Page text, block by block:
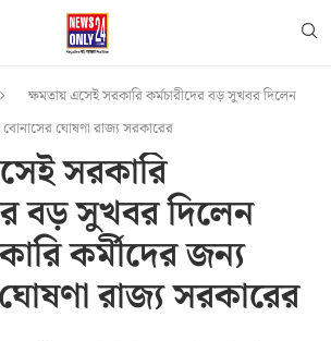
ক্ষমতায় এসেই সরকারি কর্মচারীদের বড় সুখবর দিলেন
ঘোষণা রাজ্য সরকারের
সরকারি
বড় সুখবর দিলেন
কর্মীদের জন্য
রাজ্য সরকারের